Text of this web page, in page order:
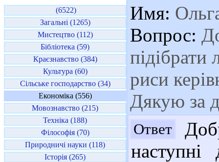
(6522)
Загальні (1265)
Мистецтво (112)
Бібліотека (59)
Краєзнавство (384)
Культура (60)
Сільське господарство (34)
Економіка (556)
Мовознавство (215)
Техніка (188)
Філософія (70)
Природничі науки (118)
Історія (265)
Имя:
Вопрос:
підібрати
риси
Дякую за
Ответ